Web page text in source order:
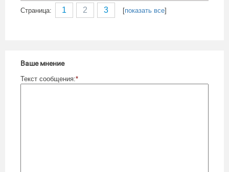
Cтраница: 1 2 3 [показать все]
Ваше мнение
Текст сообщения:*